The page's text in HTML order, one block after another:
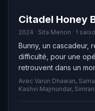
Citadel Honey
2024 · Sita Menon · 1
Bunny, un cascadeur,
difficulté, pour une
retrouvent dans un
d'espionnage, où les
années après, Honey
nouvelle fois pour
Avec Varun Dhawan,
Kashvi Majmundar,